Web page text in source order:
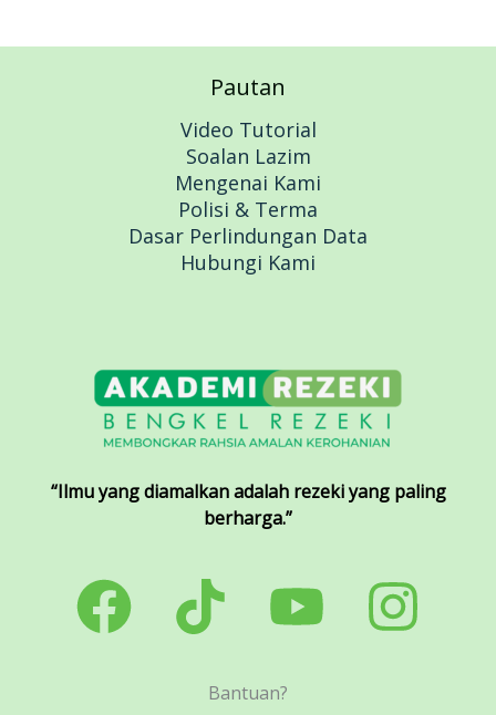
Pautan
Video Tutorial
Soalan Lazim
Mengenai Kami
Polisi & Terma
Dasar Perlindungan Data
Hubungi Kami
“Ilmu yang diamalkan adalah rezeki yang paling
berharga.”
Bantuan?